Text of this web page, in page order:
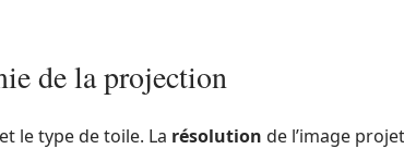
de la projection
le type de toile. La résolution de l’image